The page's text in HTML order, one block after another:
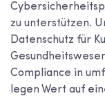
zu unterstützen.
Datenschutz für
Compliance in
legen Wert auf